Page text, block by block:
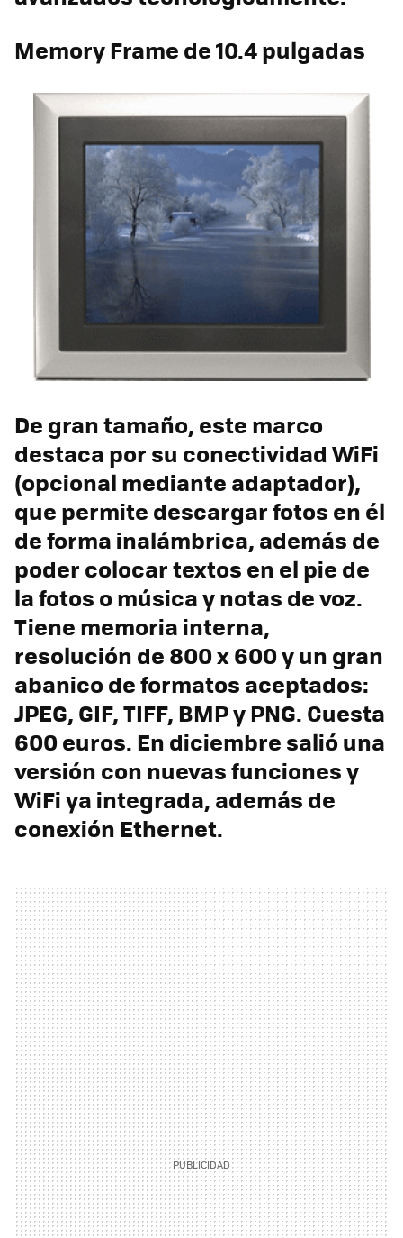
Memory Frame de 10.4 pulgadas
De gran tamaño, este marco
destaca por su conectividad WiFi
(opcional mediante adaptador),
que permite descargar fotos en él
de forma inalámbrica, además de
poder colocar textos en el pie de
la fotos o música y notas de voz.
Tiene memoria interna,
resolución de 800 x 600 y un gran
abanico de formatos aceptados:
JPEG, GIF, TIFF, BMP y PNG. Cuesta
600 euros. En diciembre salió una
versión con nuevas funciones y
WiFi ya integrada, además de
conexión Ethernet.